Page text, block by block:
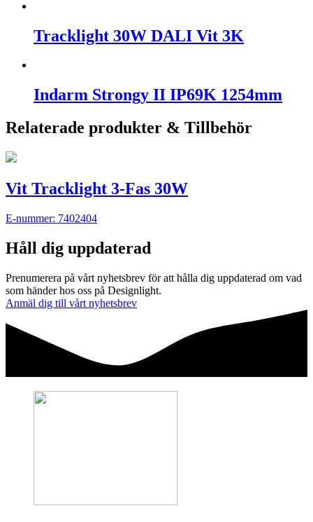
Tracklight 30W DALI Vit 3K
Indarm Strongy II IP69K 1254mm
Relaterade produkter & Tillbehör
Vit Tracklight 3-Fas 30W
E-nummer: 7402404
Håll dig uppdaterad
Prenumerera på vårt nyhetsbrev för att hålla dig uppdaterad om vad
som händer hos oss på Designlight.
Anmäl dig till vårt nyhetsbrev